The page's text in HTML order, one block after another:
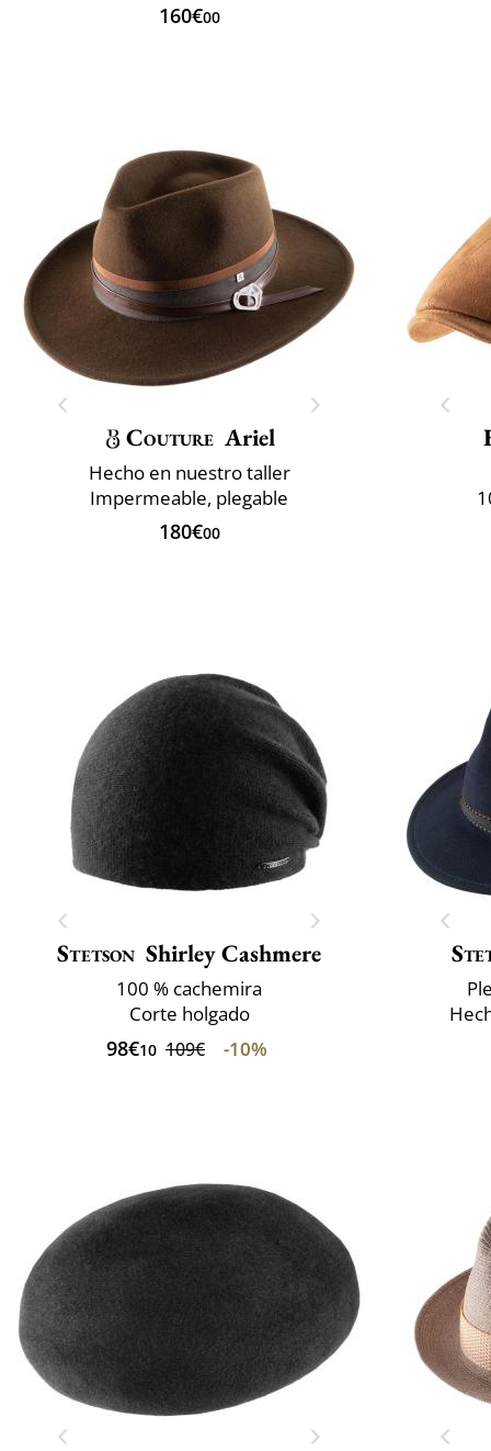
160€00
Couture Ariel
Hecho en nuestro taller
Impermeable, plegable
180€00
Stetson Shirley Cashmere
100 % cachemira
Corte holgado
98€10 109€ -10%